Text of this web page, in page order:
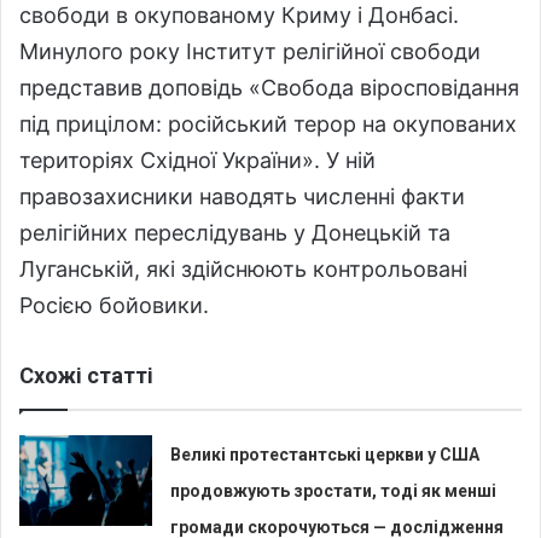
свободи в окупованому Криму і Донбасі.
Минулого року Інститут релігійної свободи
представив доповідь «Свобода віросповідання
під прицілом: російський терор на окупованих
територіях Східної України». У ній
правозахисники наводять численні факти
релігійних переслідувань у Донецькій та
Луганській, які здійснюють контрольовані
Росією бойовики.
Схожі статті
Великі протестантські церкви у США
продовжують зростати, тоді як менші
громади скорочуються — дослідження